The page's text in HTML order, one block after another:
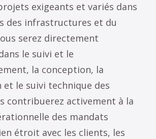
exigeants et variés dans
des infrastructures et du
serez directement
le suivi et le
la conception, la
le suivi technique des
contribuerez activement à la
des mandats
étroit avec les clients, les